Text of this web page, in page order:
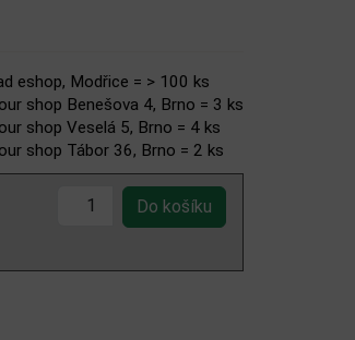
eshop, Modřice = > 100 ks
shop Benešova 4, Brno = 3 ks
shop Veselá 5, Brno = 4 ks
shop Tábor 36, Brno = 2 ks